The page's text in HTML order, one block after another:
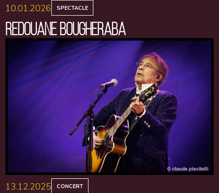
10.01.2026 SPECTACLE
REDOUANE BOUGHERABA
13.12.2025 CONCERT